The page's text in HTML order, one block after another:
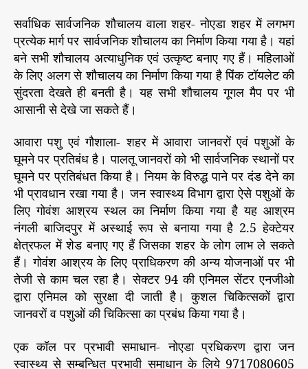
सर्वाधिक सार्वजनिक शौचालय वाला शहर- नोएडा शहर में लगभग
प्रत्येक मार्ग पर सार्वजनिक शौचालय का निर्माण किया गया है। यहां
बने सभी शौचालय अत्याधुनिक एवं उत्कृष्ट बनाए गए हैं। महिलाओं
के लिए अलग से शौचालय का निर्माण किया गया है पिंक टॉयलेट की
सुंदरता देखते ही बनती है। यह सभी शौचालय गूगल मैप पर भी
आसानी से देखे जा सकते हैं।
आवारा पशु एवं गौशाला- शहर में आवारा जानवरों एवं पशुओं के
घूमने पर प्रतिबंध है। पालतू जानवरों को भी सार्वजनिक स्थानों पर
घूमने पर प्रतिबंधत किया है। नियम के विरुद्ध पाने पर दंड देने का
भी प्रावधान रखा गया है। जन स्वास्थ्य विभाग द्वारा ऐसे पशुओं के
लिए गोवंश आश्रय स्थल का निर्माण किया गया है यह आश्रम
नंगली बाजिदपुर में अस्थाई रूप से बनाया गया है 2.5 हेक्टेयर
क्षेत्रफल में शेड बनाए गए हैं जिसका शहर के लोग लाभ ले सकते
हैं। गोवंश आश्रय के लिए प्राधिकरण की अन्य योजनाओं पर भी
तेजी से काम चल रहा है। सेक्टर 94 की एनिमल सेंटर एनजीओ
द्वारा एनिमल को सुरक्षा दी जाती है। कुशल चिकित्सकों द्वारा
जानवरों व पशुओं की चिकित्सा का प्रबंध किया गया है।
एक कॉल पर प्रभावी समाधान- नोएडा प्रधिकरण द्वारा जन
स्वास्थ्य से सम्बन्धित प्रभावी समाधान के लिये 9717080605